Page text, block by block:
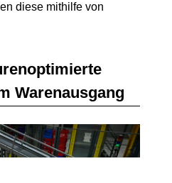
diese mithilfe von
Warenausgang